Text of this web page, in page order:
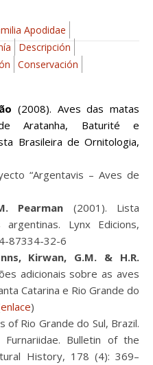
Apodidae
Descripción
Conservación
(2008). Aves das matas
Aratanha, Baturité e
Brasileira de Ornitologia,
“Argentavis – Aves de
Pearman (2001). Lista
Lynx Edicions,
87334-32-6
Kirwan, G.M. & H.R.
adicionais sobre as aves
Catarina e Rio Grande do
enlace)
of Rio Grande do Sul, Brazil.
Bulletin of the
History, 178 (4): 369–